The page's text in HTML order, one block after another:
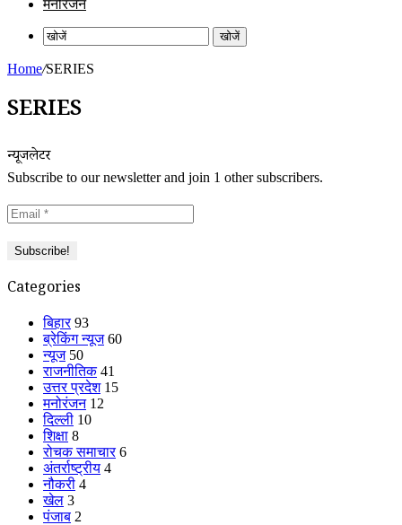
मनोरंजन
खोजें
Home/SERIES
SERIES
न्यूजलेटर
Subscribe to our newsletter and join 1 other subscribers.
Categories
बिहार 93
ब्रेकिंग न्यूज 60
न्यूज 50
राजनीतिक 41
उत्तर प्रदेश 15
मनोरंजन 12
दिल्ली 10
शिक्षा 8
रोचक समाचार 6
अंतर्राष्ट्रीय 4
नौकरी 4
खेल 3
पंजाब 2